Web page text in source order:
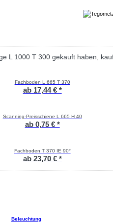
L 1000 T 300 gekauft haben,
Fachboden L 665 T 370
ab 17,44 € *
Scanning-Preisschiene L 665 H 40
ab 0,75 € *
Fachboden T 370 IE 90°
ab 23,70 € *
Beleuchtung